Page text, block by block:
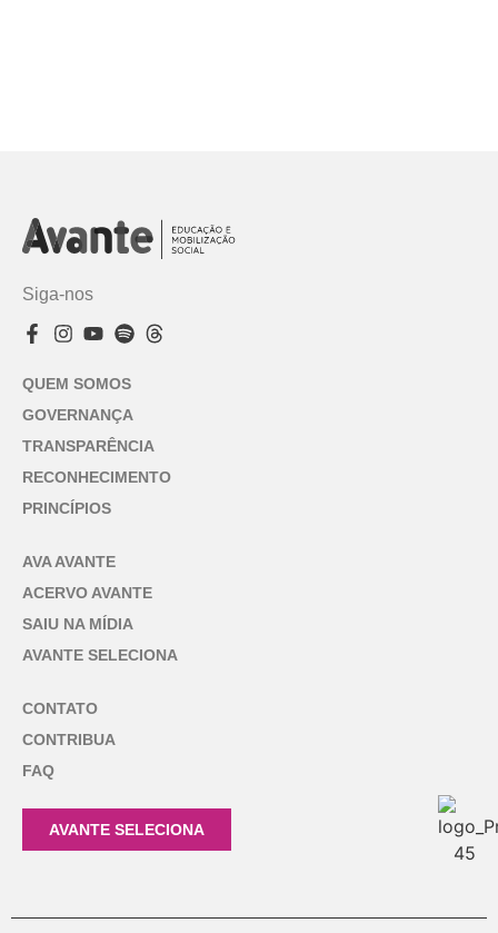
Siga-nos
QUEM SOMOS
GOVERNANÇA
TRANSPARÊNCIA
RECONHECIMENTO
PRINCÍPIOS
AVA AVANTE
ACERVO AVANTE
SAIU NA MÍDIA
AVANTE SELECIONA
CONTATO
CONTRIBUA
FAQ
AVANTE SELECIONA